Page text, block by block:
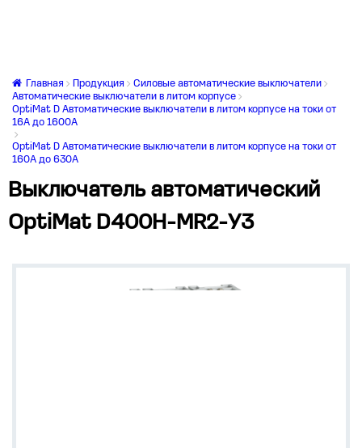
Главная Продукция
Силовые автоматические выключатели
Автоматические выключатели в литом корпусе
OptiMat D Автоматические выключатели в литом корпусе на токи от
16А до 1600А
OptiMat D Автоматические выключатели в литом корпусе на токи от
160А до 630А
Выключатель автоматический
OptiMat D400H-MR2-У3